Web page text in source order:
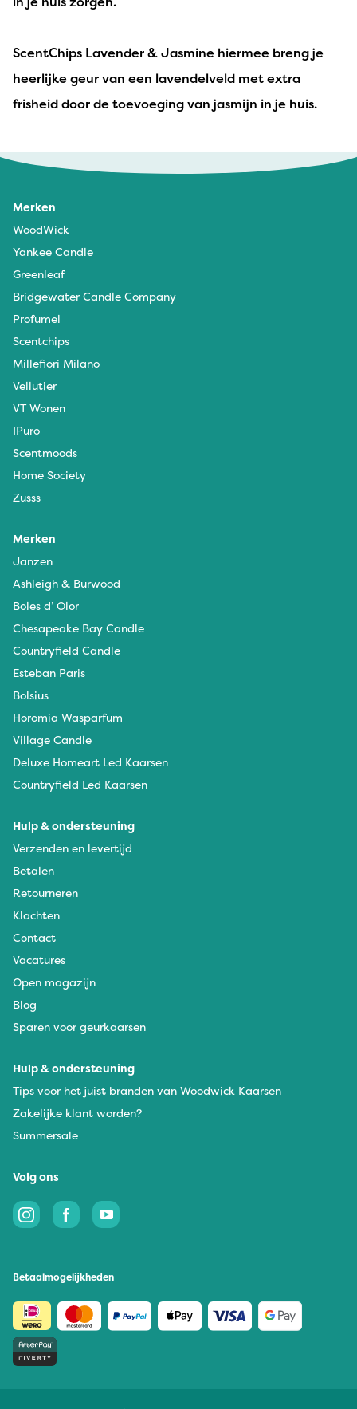
ScentChips Lavender & Jasmine hiermee breng je
heerlijke geur van een lavendelveld met extra
frisheid door de toevoeging van jasmijn in je huis.
Merken
WoodWick
Yankee Candle
Greenleaf
Bridgewater Candle Company
Profumel
Scentchips
Millefiori Milano
Vellutier
VT Wonen
IPuro
Scentmoods
Home Society
Zusss
Merken
Janzen
Ashleigh & Burwood
Boles d’ Olor
Chesapeake Bay Candle
Countryfield Candle
Esteban Paris
Bolsius
Horomia Wasparfum
Village Candle
Deluxe Homeart Led Kaarsen
Countryfield Led Kaarsen
Hulp & ondersteuning
Verzenden en levertijd
Betalen
Retourneren
Klachten
Contact
Vacatures
Open magazijn
Blog
Sparen voor geurkaarsen
Hulp & ondersteuning
Tips voor het juist branden van Woodwick Kaarsen
Zakelijke klant worden?
Summersale
Volg ons
Betaalmogelijkheden